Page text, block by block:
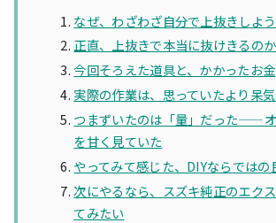
なぜ、わざわざ自分で上抜きしよ
正直、上抜きで本当に抜けきるの
今回そろえた道具と、かかったお金
実際の作業は、思っていたより呆
つまずいたのは「量」だった——
を甘く見ていた
やってみて感じた、DIYならではの
次にやるなら、スズキ純正のエク
てみたい